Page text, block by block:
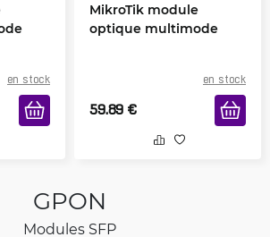
en stock
MikroTik module
optique multimode
en stock
59.89 €
GPON
Modules SFP